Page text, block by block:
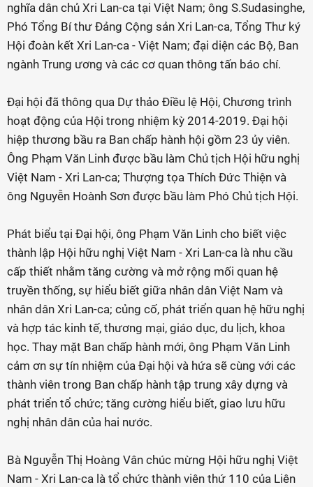
nghĩa dân chủ Xri Lan-ca tại Việt Nam; ông S.Sudasinghe,
Phó Tổng Bí thư Đảng Cộng sản Xri Lan-ca, Tổng Thư ký
Hội đoàn kết Xri Lan-ca - Việt Nam; đại diện các Bộ, Ban
ngành Trung ương và các cơ quan thông tấn báo chí.
Đại hội đã thông qua Dự thảo Điều lệ Hội, Chương trình
hoạt động của Hội trong nhiệm kỳ 2014-2019. Đại hội
hiệp thương bầu ra Ban chấp hành hội gồm 23 ủy viên.
Ông Phạm Văn Linh được bầu làm Chủ tịch Hội hữu nghị
Việt Nam - Xri Lan-ca; Thượng tọa Thích Đức Thiện và
ông Nguyễn Hoành Sơn được bầu làm Phó Chủ tịch Hội.
Phát biểu tại Đại hội, ông Phạm Văn Linh cho biết việc
thành lập Hội hữu nghị Việt Nam - Xri Lan-ca là nhu cầu
cấp thiết nhằm tăng cường và mở rộng mối quan hệ
truyền thống, sự hiểu biết giữa nhân dân Việt Nam và
nhân dân Xri Lan-ca; củng cố, phát triển quan hệ hữu nghị
và hợp tác kinh tế, thương mại, giáo dục, du lịch, khoa
học. Thay mặt Ban chấp hành mới, ông Phạm Văn Linh
cảm ơn sự tín nhiệm của Đại hội và hứa sẽ cùng với các
thành viên trong Ban chấp hành tập trung xây dựng và
phát triển tổ chức; tăng cường hiểu biết, giao lưu hữu
nghị nhân dân của hai nước.
Bà Nguyễn Thị Hoàng Vân chúc mừng Hội hữu nghị Việt
Nam - Xri Lan-ca là tổ chức thành viên thứ 110 của Liên